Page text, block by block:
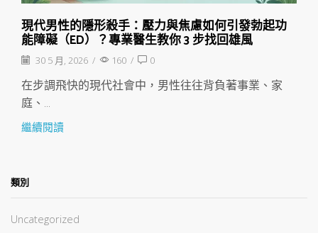
現代男性的隱形殺手：壓力與焦慮如何引發勃起功
能障礙（ED）？專業醫生教你 3 步找回雄風
30 5 月, 2026 / 160 / 0
在步調飛快的現代社會中，男性往往背負著事業、家
庭、...
繼續閱讀
類別
Uncategorized